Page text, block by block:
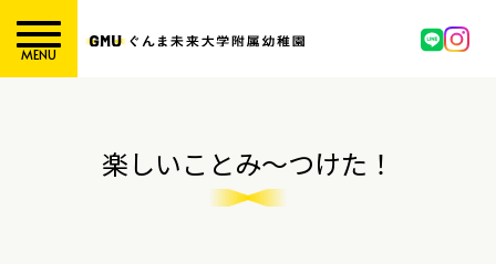
MENU
楽しいことみ～つけた！